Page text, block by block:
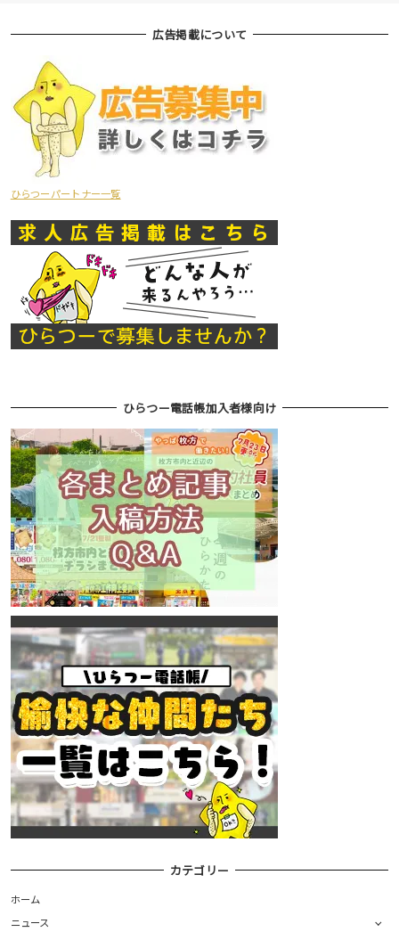
広告掲載について
ひらつーパートナー一覧
ひらつー電話帳加入者様向け
カテゴリー
ホーム
ニュース